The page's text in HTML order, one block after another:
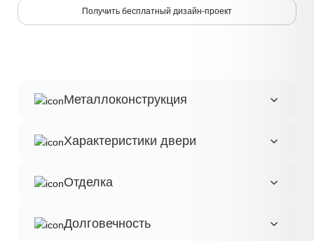
Получить бесплатный дизайн-проект
Металлоконструкция
Характеристики двери
Отделка
Долговечность